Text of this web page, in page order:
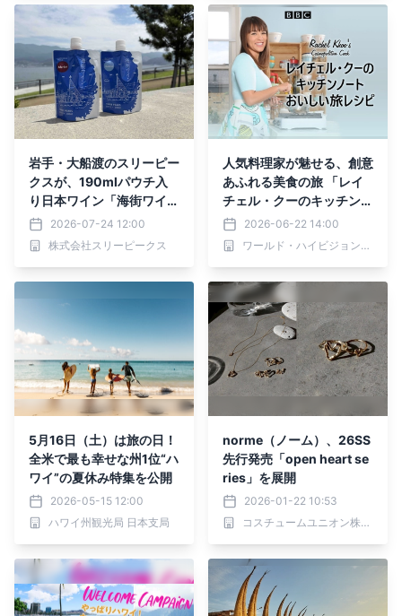
岩手・大船渡のスリーピー
クスが、190mlパウチ入
り日本ワイン「海街ワイ
ン」の新パッケージを発
売。
2026-07-24 12:00
株式会社スリーピークス
人気料理家が魅せる、創意
あふれる美食の旅 「レイ
チェル・クーのキッチンノ
ート おいしい旅レシピ」
6月29日（月）よる7時～
BS12 トゥエルビで放送開
2026-06-22 14:00
ワールド・ハイビジョン・チャンネル株式会社
5月16日（土）は旅の日！
全米で最も幸せな州1位“ハ
ワイ”の夏休み特集を公開
2026-05-15 12:00
ハワイ州観光局 日本支局
norme（ノーム）、26SS
先行発売「open heart se
ries」を展開
2026-01-22 10:53
コスチュームユニオン株式会社